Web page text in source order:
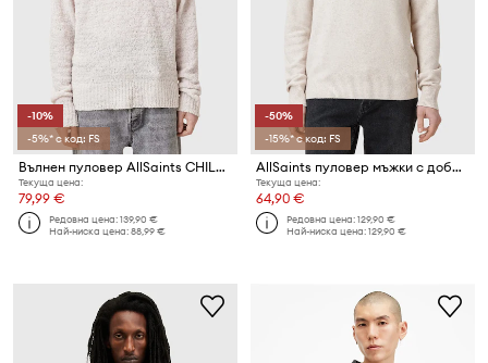
-10%
-5%* с код: FS
Вълнен пуловер AllSaints CHILLION
Текуща цена:
79,99 €
Редовна цена:139,90 €
Най-ниска цена:88,99 €
-50%
-15%* с код: FS
AllSaints пуловер мъжки с добавена вълна
Текуща цена:
64,90 €
Редовна цена:129,90 €
Най-ниска цена:129,90 €